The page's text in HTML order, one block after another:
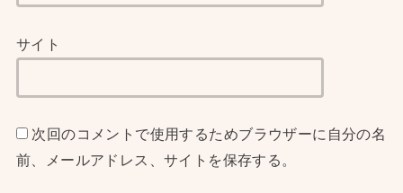
サイト
次回のコメントで使用するためブラウザーに自分の名
前、メールアドレス、サイトを保存する。